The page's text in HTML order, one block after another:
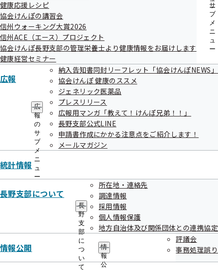
ー
サ
ブ
メ
ニ
ュ
ー
健康応援レシピ
協会けんぽの講習会
信州ウォーキング大賞2026
信州ACE（エース）プロジェクト
協会けんぽ長野支部の管理栄養士より健康情報をお届けします
健康経営セミナー
広報
広
報
の
サ
ブ
メ
ニ
ュ
ー
納入告知書同封リーフレット「協会けんぽNEWS」
協会けんぽ 健康のススメ
ジェネリック医薬品
プレスリリース
広報用マンガ「教えて！けんぽ兄弟！！」
長野支部公式LINE
申請書作成にかかる注意点をご紹介します！
メールマガジン
統計情報
長野支部について
長
野
支
部
に
つ
い
て
所在地・連絡先
調達情報
採用情報
個人情報保護
地方自治体及び関係団体との連携協定
情報公開
情
報
公
評議会
事務処理誤り
令和07年11月20日
令和7年11月18日大分市佐賀関の大規模火災に伴う災害
災害情報
令和07年11月18日
第138回全国健康保険協会運営委員会を開催します
令和07年11月17日
協会けんぽ等を装った不審なメール・電話にご注意ください
令和07年11月17日
長野支部の広報誌を更新しました
令和07年11月14日
被扶養者状況リストをお送りしています
長野支部のメールマガジン(バックナンバー)を更新しました
令和07年11月13日
令和７年度協会けんぽ調査研究報告書を掲載しました